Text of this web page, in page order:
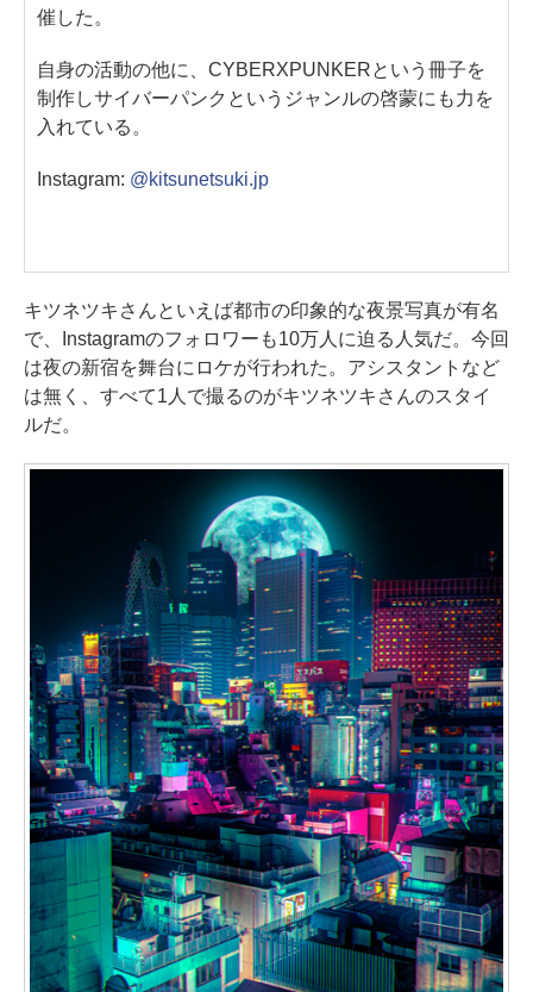
催した。
自身の活動の他に、CYBERXPUNKERという冊子を
制作しサイバーパンクというジャンルの啓蒙にも力を
入れている。
Instagram: @kitsunetsuki.jp
キツネツキさんといえば都市の印象的な夜景写真が有名
で、Instagramのフォロワーも10万人に迫る人気だ。今回
は夜の新宿を舞台にロケが行われた。アシスタントなど
は無く、すべて1人で撮るのがキツネツキさんのスタイ
ルだ。